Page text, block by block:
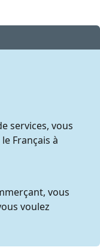
services, vous
Français à
vous
voulez